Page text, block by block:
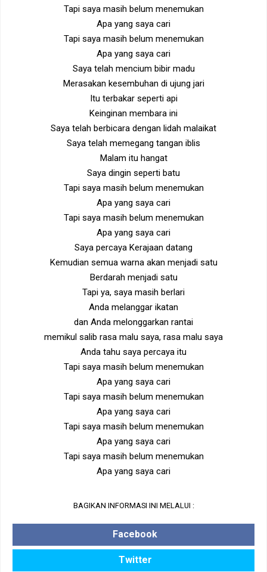
Tapi saya masih belum menemukan
Apa yang saya cari
Tapi saya masih belum menemukan
Apa yang saya cari
Saya telah mencium bibir madu
Merasakan kesembuhan di ujung jari
Itu terbakar seperti api
Keinginan membara ini
Saya telah berbicara dengan lidah malaikat
Saya telah memegang tangan iblis
Malam itu hangat
Saya dingin seperti batu
Tapi saya masih belum menemukan
Apa yang saya cari
Tapi saya masih belum menemukan
Apa yang saya cari
Saya percaya Kerajaan datang
Kemudian semua warna akan menjadi satu
Berdarah menjadi satu
Tapi ya, saya masih berlari
Anda melanggar ikatan
dan Anda melonggarkan rantai
memikul salib rasa malu saya, rasa malu saya
Anda tahu saya percaya itu
Tapi saya masih belum menemukan
Apa yang saya cari
Tapi saya masih belum menemukan
Apa yang saya cari
Tapi saya masih belum menemukan
Apa yang saya cari
Tapi saya masih belum menemukan
Apa yang saya cari
BAGIKAN INFORMASI INI MELALUI :
Facebook
Twitter